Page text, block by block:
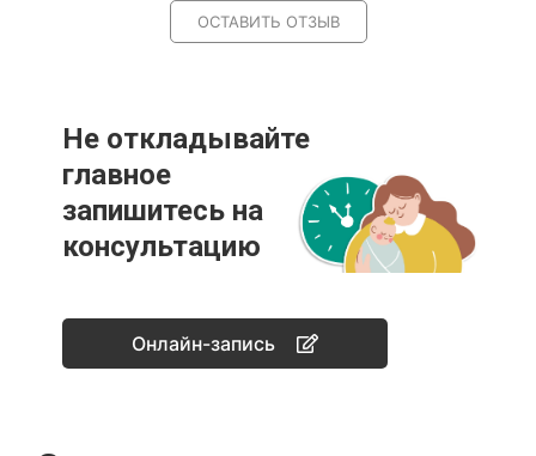
ОСТАВИТЬ ОТЗЫВ
Не откладывайте
главное
запишитесь на
консультацию
Онлайн-запись